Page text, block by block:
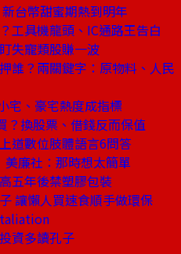
台幣甜蜜期熱到明年
工具機龍頭、IC通路王告白
失寵類股賺一波
誰？兩關鍵字：原物料、人民
宅、豪宅熱度成指標
？換股票、借錢反而保值
道數位肢體語言6問答
廉社：那時想太簡單
五年後禁塑膠包裝
讓懶人買速食順手做環保
資多讀孔子